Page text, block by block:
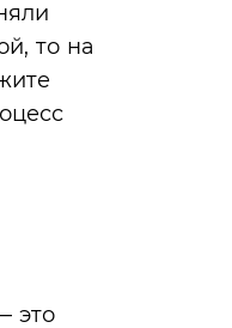
то на
это